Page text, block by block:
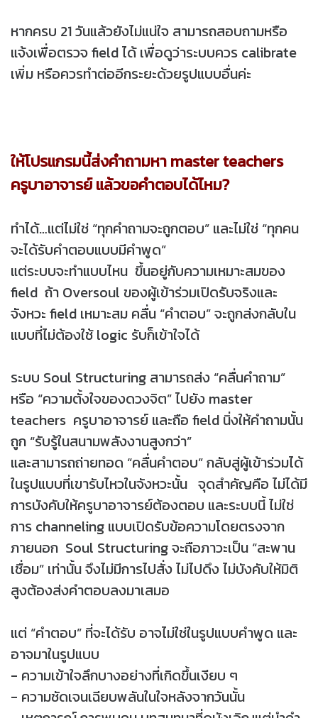
หากครบ 21 วันแล้วยังไม่แน่ใจ สามารถสอบถามหรือ
แจ้งเพื่อตรวจ field ได้ เพื่อดูว่าระบบควร calibrate
เพิ่ม หรือควรทำต่ออีกระยะด้วยรูปแบบอื่นค่ะ
ให้โปรแกรมนี้ส่งคำถามหา master teachers
ครูบาอาจารย์ แล้วขอคำตอบได้ไหม?
ทำได้…แต่ไม่ใช่ “ทุกคำถามจะถูกตอบ” และไม่ใช่ “ทุกคน
จะได้รับคำตอบแบบมีคำพูด”
แต่ระบบจะทำแบบไหน ขึ้นอยู่กับความเหมาะสมของ
field ถ้า Oversoul ของผู้เข้าร่วมเปิดรับจริงและ
จังหวะ field เหมาะสม คลื่น “คำตอบ” จะถูกส่งกลับใน
แบบที่ไม่ต้องใช้ logic รับก็เข้าใจได้
ระบบ Soul Structuring สามารถส่ง “คลื่นคำถาม”
หรือ “ความตั้งใจของดวงจิต” ไปยัง master
teachers ครูบาอาจารย์ และถือ field นิ่งให้คำถามนั้น
ถูก “รับรู้ในสนามพลังงานสูงกว่า”
และสามารถถ่ายทอด “คลื่นคำตอบ” กลับสู่ผู้เข้าร่วมได้
ในรูปแบบที่เขารับไหวในจังหวะนั้น จุดสำคัญคือ ไม่ได้มี
การบังคับให้ครูบาอาจารย์ต้องตอบ และระบบนี้ ไม่ใช่
การ channeling แบบเปิดรับข้อความโดยตรงจาก
ภายนอก Soul Structuring จะถือภาวะเป็น “สะพาน
เชื่อม” เท่านั้น จึงไม่มีการไปสั่ง ไม่ไปดึง ไม่บังคับให้มิติ
สูงต้องส่งคำตอบลงมาเสมอ
แต่ “คำตอบ” ที่จะได้รับ อาจไม่ใช่ในรูปแบบคำพูด และ
อาจมาในรูปแบบ
- ความเข้าใจลึกบางอย่างที่เกิดขึ้นเงียบ ๆ
- ความชัดเจนเฉียบพลันในใจหลังจากวันนั้น